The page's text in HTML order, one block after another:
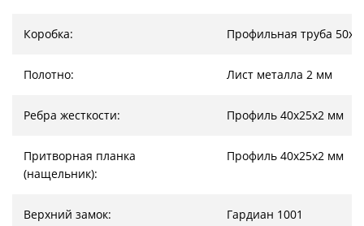
Коробка: Профильная труба
Полотно: Лист металла 2 мм
Ребра жесткости: Профиль 40х25х2 мм
Притворная планка
(нащельник):
Профиль 40х25х2 мм
Верхний замок: Гардиан 1001